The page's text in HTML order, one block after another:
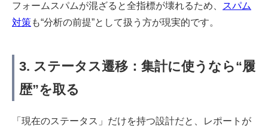
フォームスパムが混ざると全指標が壊れるため、
スパム
対策も“分析の前提”として扱う方が現実的です。
3. ステータス遷移：集計に使うなら“履
歴”を取る
「現在のステータス」だけを持つ設計だと、レポートが